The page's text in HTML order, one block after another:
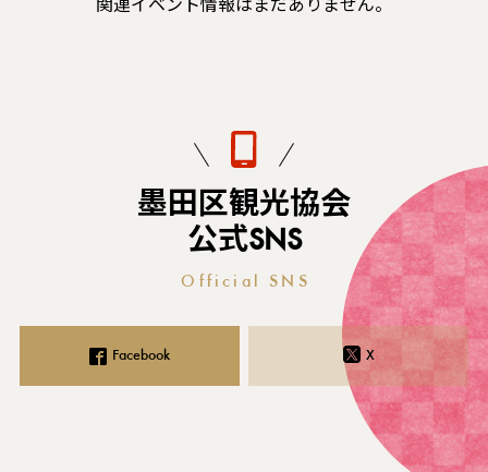
関連イベント情報はまだありません。
墨田区観光協会
公式SNS
Official SNS
Facebook X